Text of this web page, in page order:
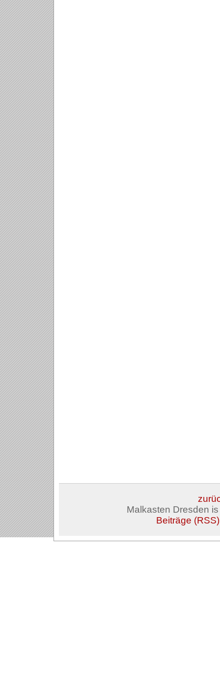
Malkasten Dresden
Beiträge (RSS)